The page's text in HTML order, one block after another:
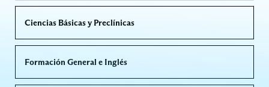
Ciencias Básicas y Preclínicas
Formación General e Inglés